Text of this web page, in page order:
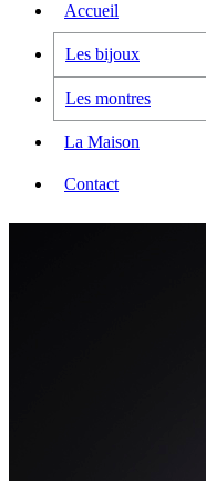
Accueil
Les bijoux
Les montres
La Maison
Contact